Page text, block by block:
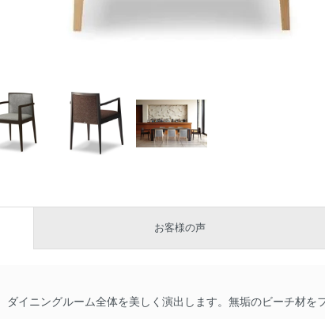
お客様の声
ダイニングルーム全体を美しく演出します。無垢のビーチ材